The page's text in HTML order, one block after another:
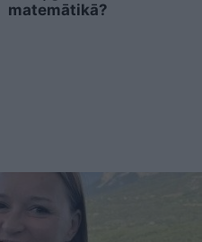
matemātikā?